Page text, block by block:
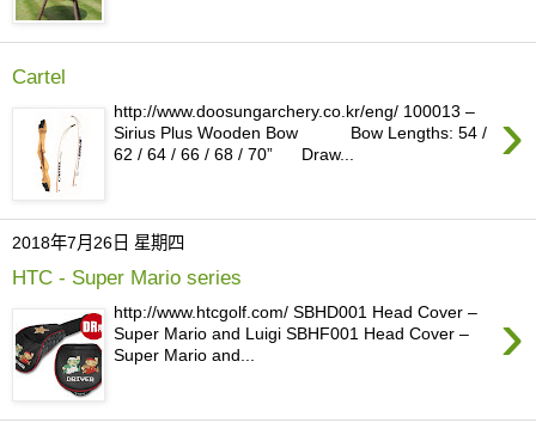
Cartel
›
http://www.doosungarchery.co.kr/eng/ 100013 –
Sirius Plus Wooden Bow Bow Lengths: 54 /
62 / 64 / 66 / 68 / 70” Draw...
2018年7月26日 星期四
HTC - Super Mario series
›
http://www.htcgolf.com/ SBHD001 Head Cover –
Super Mario and Luigi SBHF001 Head Cover –
Super Mario and...